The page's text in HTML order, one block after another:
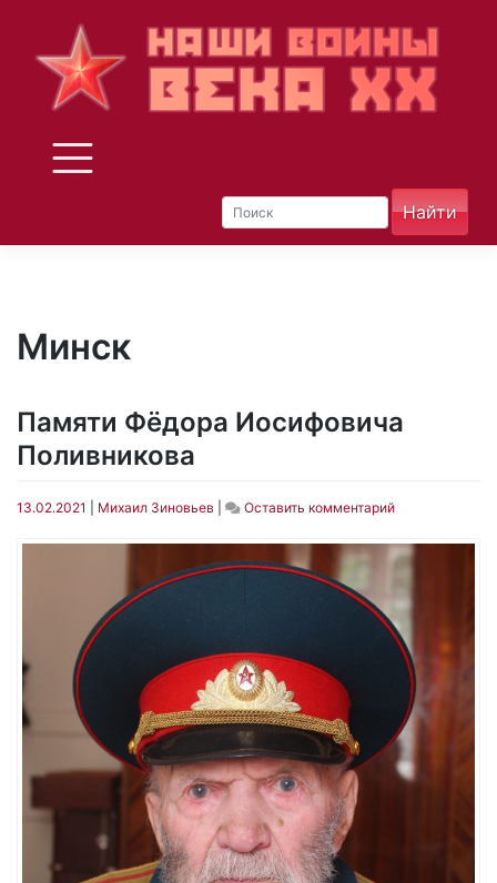
Минск
Памяти Фёдора Иосифовича
Поливникова
13.02.2021 Михаил Зиновьев Оставить комментарийon
Фёдора
Иосифовича